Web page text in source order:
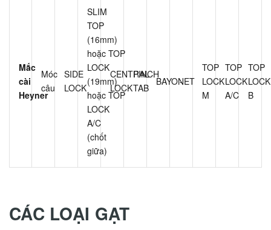
Mắc
cài
Heyner
Móc
câu
SIDE
LOCK
SLIM
TOP
(16mm)
hoặc TOP
LOCK
(19mm)
hoặc TOP
LOCK
A/C
(chốt
giữa)
CENTRAL
LOCK
PINCH
TAB
BAYONET
-
TOP
LOCK
M
TOP
LOCK
A/C
TOP
LOCK
B
CÁC LOẠI GẠT